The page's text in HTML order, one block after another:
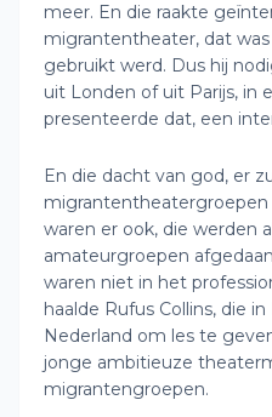
meer. En die raakte
migrantentheater, dat
gebruikt werd. Dus hij
uit Londen of uit Parijs, in
presenteerde dat, een
En die dacht van god, er
migrantentheatergroepen
waren er ook, die werden
amateurgroepen
waren niet in het
haalde Rufus Collins, die
Nederland om les te
jonge ambitieuze
migrantengroepen.